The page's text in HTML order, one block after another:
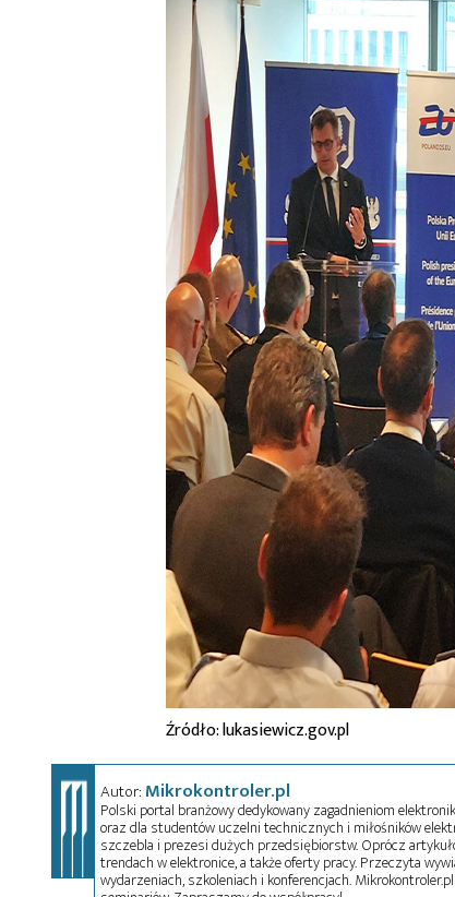
Źródło: lukasiewicz.gov.pl
Autor:Mikrokontroler.pl
Polski portal branżowy dedykowany zagadnieniom
oraz dla studentów uczelni technicznych i miłośników
szczebla i prezesi dużych przedsiębiorstw. Oprócz
trendach w elektronice, a także oferty pracy. Przeczyta
wydarzeniach, szkoleniach i konferencjach.